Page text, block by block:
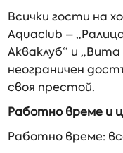
Всички гости на
Aquaclub –
Акваклуб“ и
неограничен
своя престой.
Работно време и
Работно време: